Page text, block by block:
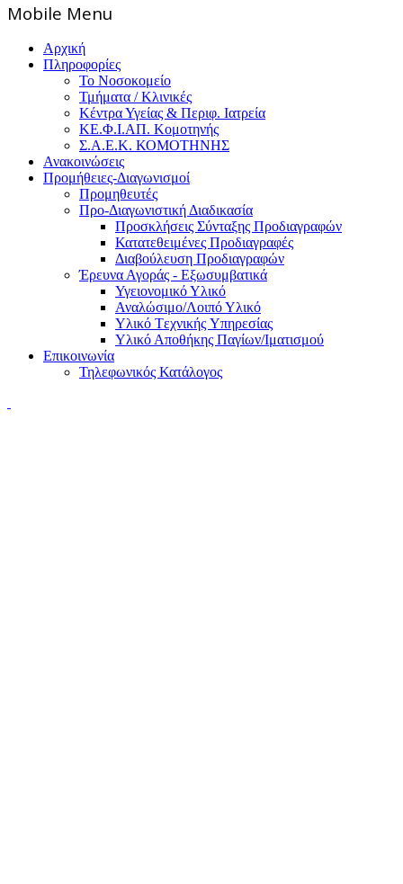
Mοbile Menu
Αρχική
Πληροφορίες
Το Νοσοκομείο
Τμήματα / Κλινικές
Κέντρα Υγείας & Περιφ. Ιατρεία
ΚΕ.Φ.Ι.ΑΠ. Κομοτηνής
Σ.Α.Ε.Κ. ΚΟΜΟΤΗΝΗΣ
Ανακοινώσεις
Προμήθειες-Διαγωνισμοί
Προμηθευτές
Προ-Διαγωνιστική Διαδικασία
Προσκλήσεις Σύνταξης Προδιαγραφών
Κατατεθειμένες Προδιαγραφές
Διαβούλευση Προδιαγραφών
Έρευνα Αγοράς - Εξωσυμβατικά
Υγειονομικό Υλικό
Αναλώσιμο/Λοιπό Υλικό
Υλικό Tεχνικής Yπηρεσίας
Υλικό Αποθήκης Παγίων/Ιματισμού
Επικοινωνία
Τηλεφωνικός Κατάλογος